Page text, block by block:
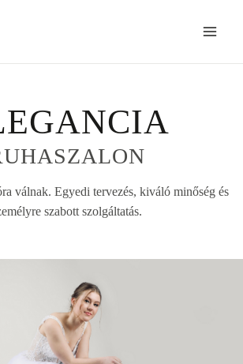
válnak. Egyedi tervezés, kiváló minőség és
szabott szolgáltatás.